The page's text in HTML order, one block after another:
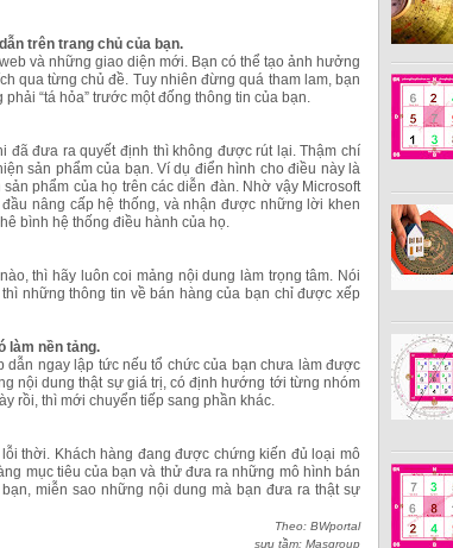
trên trang chủ của bạn.
và những giao diện mới. Bạn có thể tạo ảnh hưởng
qua từng chủ đề. Tuy nhiên đừng quá tham lam, bạn
“tá hỏa” trước một đống thông tin của bạn.
đã đưa ra quyết định thì không được rút lại. Thậm chí
sản phẩm của bạn. Ví dụ điển hình cho điều này là
phẩm của họ trên các diễn đàn. Nhờ vậy Microsoft
nâng cấp hệ thống, và nhận được những lời khen
bình hệ thống điều hành của họ.
thì hãy luôn coi mảng nội dung làm trọng tâm. Nói
những thông tin về bán hàng của bạn chỉ được xếp
làm nền tảng.
ngay lập tức nếu tổ chức của bạn chưa làm được
nội dung thật sự giá trị, có định hướng tới từng nhóm
rồi, thì mới chuyển tiếp sang phần khác.
thời. Khách hàng đang được chứng kiến đủ loại mô
mục tiêu của bạn và thử đưa ra những mô hình bán
miễn sao những nội dung mà bạn đưa ra thật sự
Theo: BWportal
sưu tầm: Masgroup